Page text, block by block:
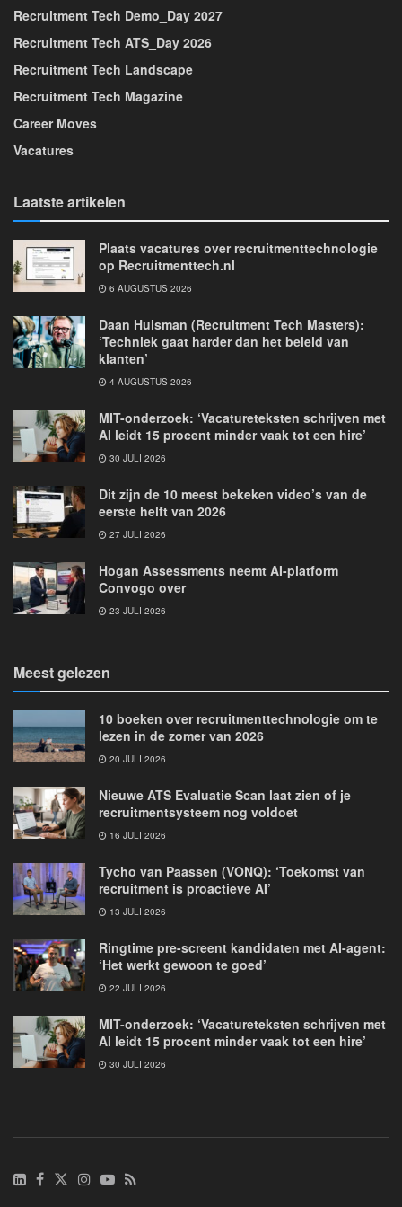
Recruitment Tech Demo_Day 2027
Recruitment Tech ATS_Day 2026
Recruitment Tech Landscape
Recruitment Tech Magazine
Career Moves
Vacatures
Laatste artikelen
Plaats vacatures over recruitmenttechnologie
op Recruitmenttech.nl
6 AUGUSTUS 2026
Daan Huisman (Recruitment Tech Masters):
‘Techniek gaat harder dan het beleid van
klanten’
4 AUGUSTUS 2026
MIT-onderzoek: ‘Vacatureteksten schrijven met
AI leidt 15 procent minder vaak tot een hire’
30 JULI 2026
Dit zijn de 10 meest bekeken video’s van de
eerste helft van 2026
27 JULI 2026
Hogan Assessments neemt AI-platform
Convogo over
23 JULI 2026
Meest gelezen
10 boeken over recruitmenttechnologie om te
lezen in de zomer van 2026
20 JULI 2026
Nieuwe ATS Evaluatie Scan laat zien of je
recruitmentsysteem nog voldoet
16 JULI 2026
Tycho van Paassen (VONQ): ‘Toekomst van
recruitment is proactieve AI’
13 JULI 2026
Ringtime pre-screent kandidaten met AI-agent:
‘Het werkt gewoon te goed’
22 JULI 2026
MIT-onderzoek: ‘Vacatureteksten schrijven met
AI leidt 15 procent minder vaak tot een hire’
30 JULI 2026